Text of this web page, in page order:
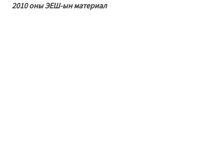
2010 оны ЭЕШ-ын материал